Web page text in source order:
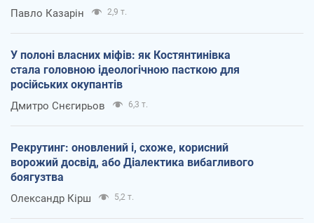
Павло Казарін 2,9 т.
У полоні власних міфів: як Костянтинівка
стала головною ідеологічною пасткою для
російських окупантів
Дмитро Снєгирьов 6,3 т.
Рекрутинг: оновлений і, схоже, корисний
ворожий досвід, або Діалектика вибагливого
боягузтва
Олександр Кірш 5,2 т.